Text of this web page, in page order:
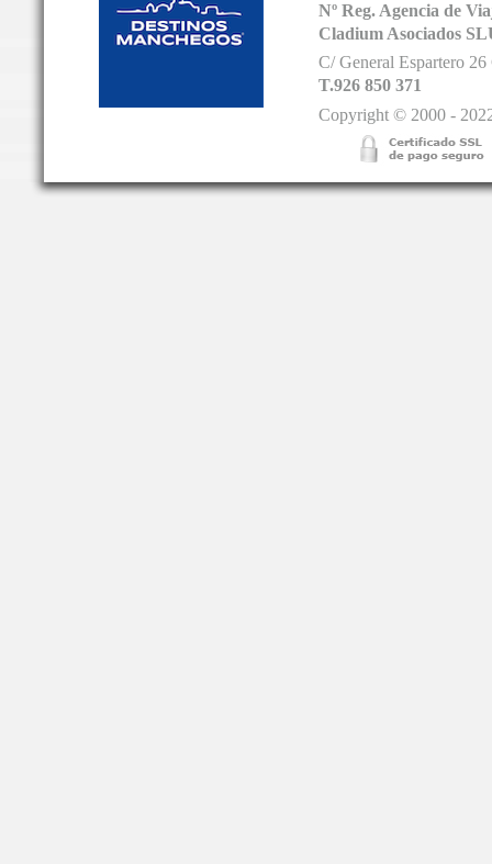
Nº Reg. Agencia de
Cladium Asociados
C/ General Espartero
T.926 850 371
Copyright © 2000 -